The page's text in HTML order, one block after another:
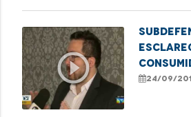
play_circle_outline 24/09/